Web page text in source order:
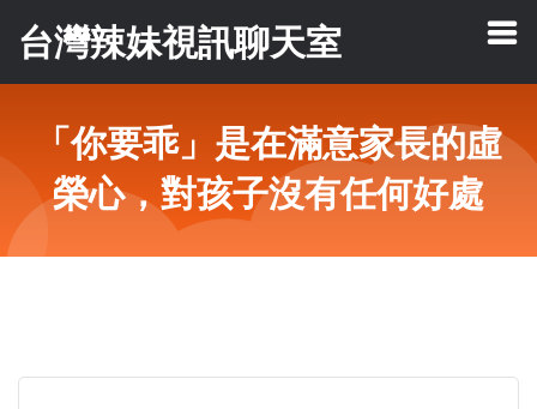
台灣辣妹視訊聊天室
「你要乖」是在滿意家長的虛
榮心，對孩子沒有任何好處